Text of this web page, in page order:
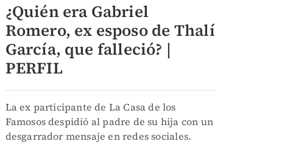
¿Quién era Gabriel
Romero, ex esposo de Thalí
García, que falleció? |
PERFIL
La ex participante de La Casa de los
Famosos despidió al padre de su hija con un
desgarrador mensaje en redes sociales.